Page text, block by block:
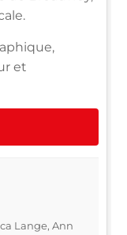
et
Lange, Ann